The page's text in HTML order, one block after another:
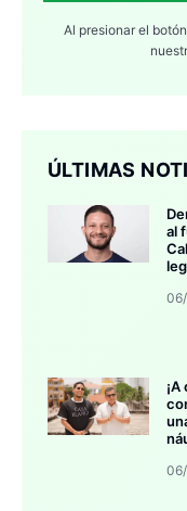
Al presionar el
ÚLTIMAS
al